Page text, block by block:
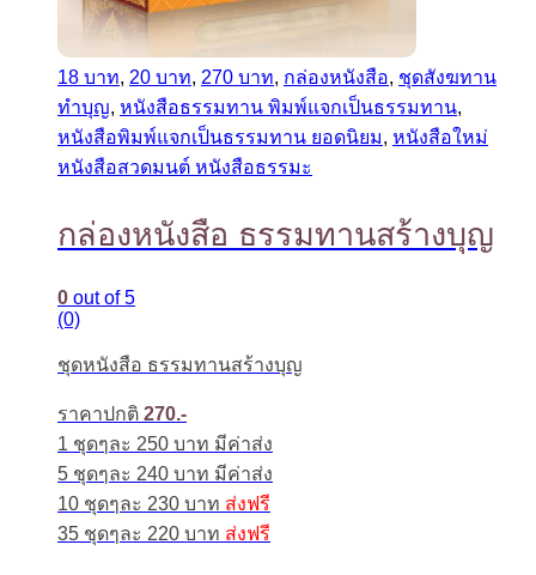
18 บาท, 20 บาท, 270 บาท, กล่องหนังสือ, ชุดสังฆทาน
ทำบุญ, หนังสือธรรมทาน พิมพ์แจกเป็นธรรมทาน,
หนังสือพิมพ์แจกเป็นธรรมทาน ยอดนิยม, หนังสือใหม่
หนังสือสวดมนต์ หนังสือธรรมะ
กล่องหนังสือ ธรรมทานสร้างบุญ
0 out of 5
(0)
ชุดหนังสือ ธรรมทานสร้างบุญ
ราคาปกติ 270.-
1 ชุดๆละ 250 บาท มีค่าส่ง
5 ชุดๆละ 240 บาท มีค่าส่ง
10 ชุดๆละ 230 บาท ส่งฟรี
35 ชุดๆละ 220 บาท ส่งฟรี